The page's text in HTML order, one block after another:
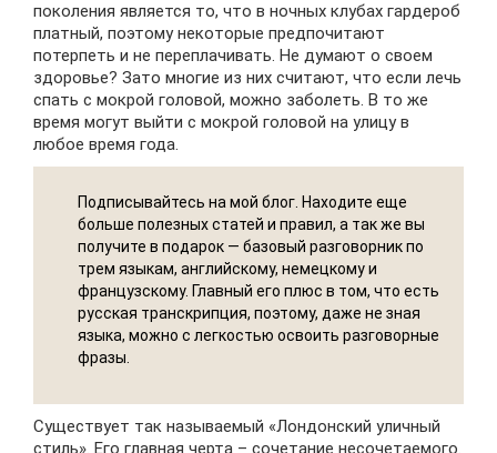
поколения является то, что в ночных клубах гардероб
платный, поэтому некоторые предпочитают
потерпеть и не переплачивать. Не думают о своем
здоровье? Зато многие из них считают, что если лечь
спать с мокрой головой, можно заболеть. В то же
время могут выйти с мокрой головой на улицу в
любое время года.
Подписывайтесь на мой блог. Находите еще
больше полезных статей и правил, а так же вы
получите в подарок — базовый разговорник по
трем языкам, английскому, немецкому и
французскому. Главный его плюс в том, что есть
русская транскрипция, поэтому, даже не зная
языка, можно с легкостью освоить разговорные
фразы.
Существует так называемый «Лондонский уличный
стиль». Его главная черта – сочетание несочетаемого.